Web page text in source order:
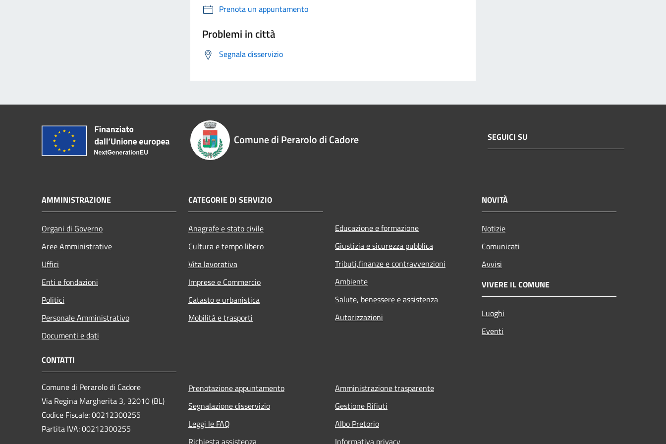
Prenota un appuntamento
Problemi in città
Segnala disservizio
Comune di Perarolo di Cadore SEGUICI SU
AMMINISTRAZIONE
Organi di Governo
Aree Amministrative
Uffici
Enti e fondazioni
Politici
Personale Amministrativo
Documenti e dati
CATEGORIE DI SERVIZIO
Anagrafe e stato civile
Cultura e tempo libero
Vita lavorativa
Imprese e Commercio
Catasto e urbanistica
Mobilità e trasporti
Educazione e formazione
Giustizia e sicurezza pubblica
Tributi,finanze e contravvenzioni
Ambiente
Salute, benessere e assistenza
Autorizzazioni
NOVITÀ
Notizie
Comunicati
Avvisi
VIVERE IL COMUNE
Luoghi
Eventi
CONTATTI
Comune di Perarolo di Cadore
Via Regina Margherita 3, 32010 (BL)
Codice Fiscale: 00212300255
Partita IVA: 00212300255
Prenotazione appuntamento
Segnalazione disservizio
Leggi le FAQ
Richiesta assistenza
Amministrazione trasparente
Gestione Rifiuti
Albo Pretorio
Informativa privacy